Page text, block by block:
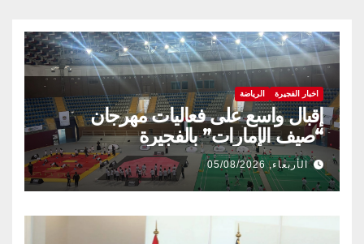
اخبار الفجيرة الرياضة
إقبال واسع على فعاليات مهرجان
“صيف الإمارات” بالفجيرة
الأربعاء, 05/08/2026